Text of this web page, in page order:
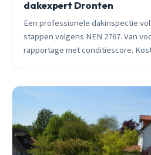
dakexpert Dronten
Een professionele dakinspectie
stappen volgens NEN 2767. Van
rapportage met conditiescore.